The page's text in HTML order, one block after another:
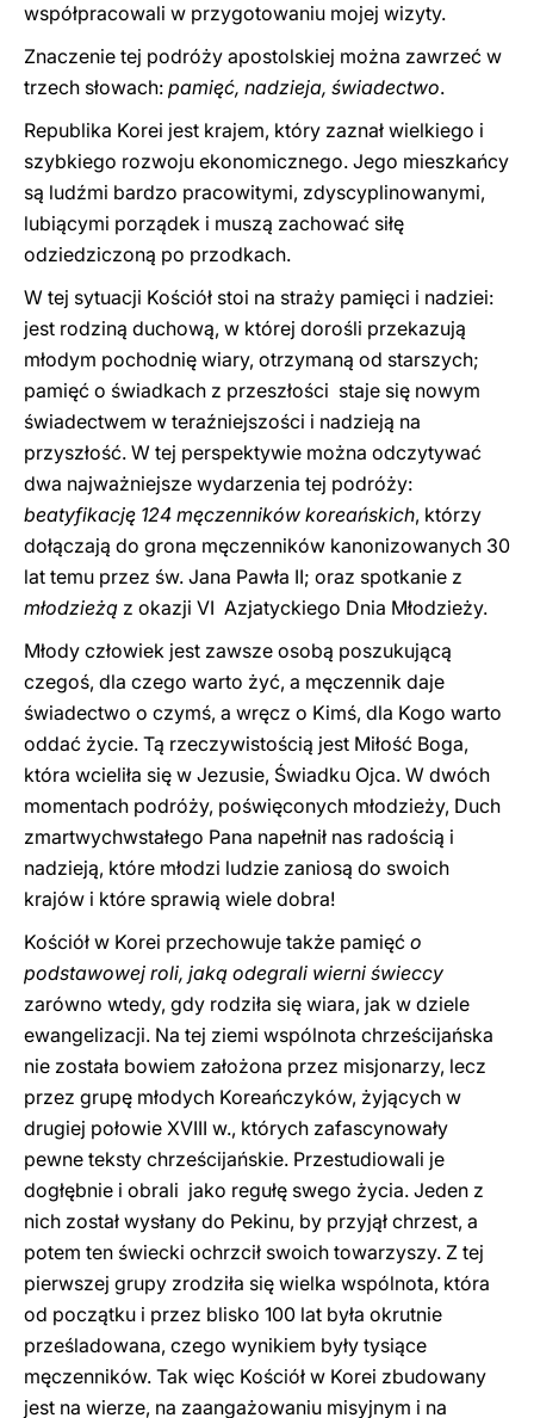
współpracowali w przygotowaniu mojej wizyty.
Znaczenie tej podróży apostolskiej można zawrzeć w
trzech słowach: pamięć, nadzieja, świadectwo.
Republika Korei jest krajem, który zaznał wielkiego i
szybkiego rozwoju ekonomicznego. Jego mieszkańcy
są ludźmi bardzo pracowitymi, zdyscyplinowanymi,
lubiącymi porządek i muszą zachować siłę
odziedziczoną po przodkach.
W tej sytuacji Kościół stoi na straży pamięci i nadziei:
jest rodziną duchową, w której dorośli przekazują
młodym pochodnię wiary, otrzymaną od starszych;
pamięć o świadkach z przeszłości staje się nowym
świadectwem w teraźniejszości i nadzieją na
przyszłość. W tej perspektywie można odczytywać
dwa najważniejsze wydarzenia tej podróży:
beatyfikację 124 męczenników koreańskich, którzy
dołączają do grona męczenników kanonizowanych 30
lat temu przez św. Jana Pawła II; oraz spotkanie z
młodzieżą z okazji VI Azjatyckiego Dnia Młodzieży.
Młody człowiek jest zawsze osobą poszukującą
czegoś, dla czego warto żyć, a męczennik daje
świadectwo o czymś, a wręcz o Kimś, dla Kogo warto
oddać życie. Tą rzeczywistością jest Miłość Boga,
która wcieliła się w Jezusie, Świadku Ojca. W dwóch
momentach podróży, poświęconych młodzieży, Duch
zmartwychwstałego Pana napełnił nas radością i
nadzieją, które młodzi ludzie zaniosą do swoich
krajów i które sprawią wiele dobra!
Kościół w Korei przechowuje także pamięć o
podstawowej roli, jaką odegrali wierni świeccy
zarówno wtedy, gdy rodziła się wiara, jak w dziele
ewangelizacji. Na tej ziemi wspólnota chrześcijańska
nie została bowiem założona przez misjonarzy, lecz
przez grupę młodych Koreańczyków, żyjących w
drugiej połowie XVIII w., których zafascynowały
pewne teksty chrześcijańskie. Przestudiowali je
dogłębnie i obrali jako regułę swego życia. Jeden z
nich został wysłany do Pekinu, by przyjął chrzest, a
potem ten świecki ochrzcił swoich towarzyszy. Z tej
pierwszej grupy zrodziła się wielka wspólnota, która
od początku i przez blisko 100 lat była okrutnie
prześladowana, czego wynikiem były tysiące
męczenników. Tak więc Kościół w Korei zbudowany
jest na wierze, na zaangażowaniu misyjnym i na